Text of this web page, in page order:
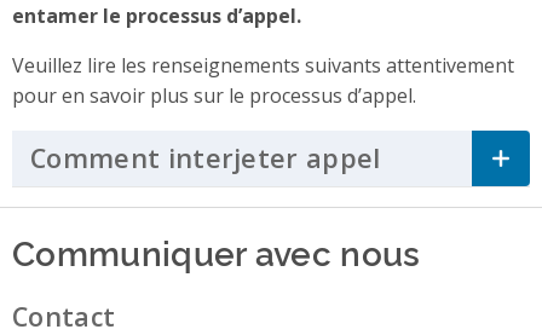
entamer le processus d’appel.
Veuillez lire les renseignements suivants attentivement
pour en savoir plus sur le processus d’appel.
Comment interjeter appel Click to
Communiquer avec nous
Contact